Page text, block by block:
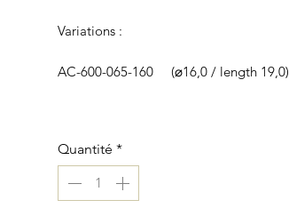
Variations :
AC-600-065-160 (⌀16,0 / length 19,0)
Quantité *